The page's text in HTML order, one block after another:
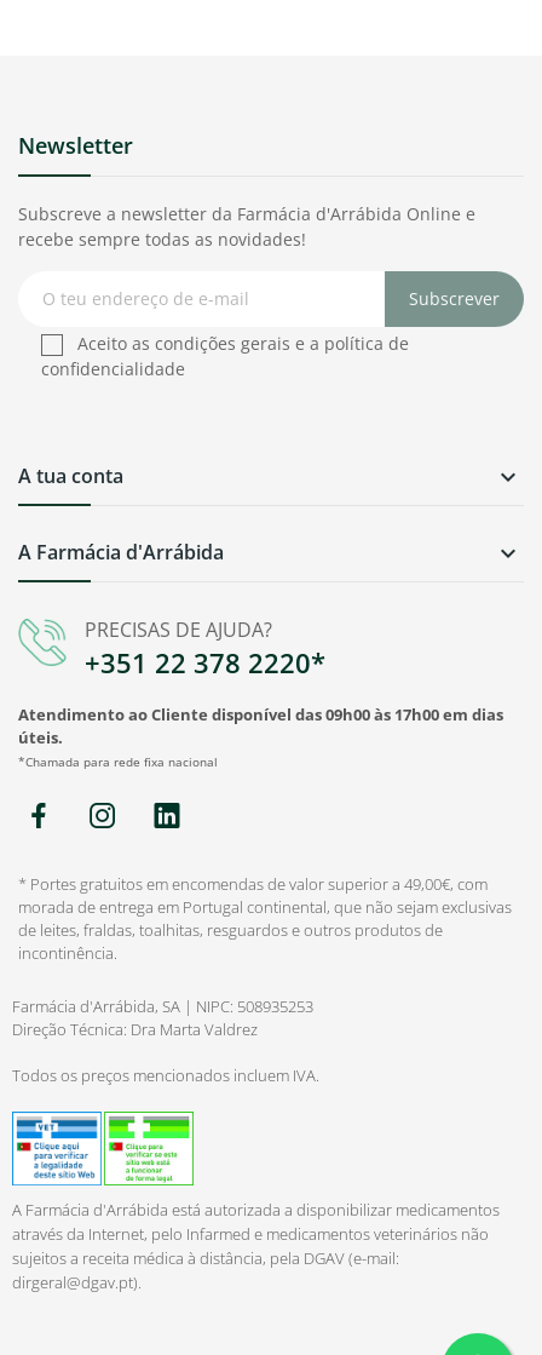
PRECISAS DE AJUDA?
+351 22 378 2220*
Atendimento ao Cliente disponível das 09h00 às 17h00 em dias
úteis.
*Chamada para rede fixa nacional
A Farmácia d'Arrábida 
A tua conta 
Newsletter
Subscreve a newsletter da Farmácia d'Arrábida Online e
recebe sempre todas as novidades!
Subscrever
Aceito as condições gerais e a política de
confidencialidade
* Portes gratuitos em encomendas de valor superior a 49,00€, com
morada de entrega em Portugal continental, que não sejam exclusivas
de leites, fraldas, toalhitas, resguardos e outros produtos de
incontinência.
Farmácia d'Arrábida, SA | NIPC: 508935253
Direção Técnica: Dra Marta Valdrez
Todos os preços mencionados incluem IVA.
A Farmácia d'Arrábida está autorizada a disponibilizar medicamentos
através da Internet, pelo Infarmed e medicamentos veterinários não
sujeitos a receita médica à distância, pela DGAV (e-mail:
dirgeral@dgav.pt).